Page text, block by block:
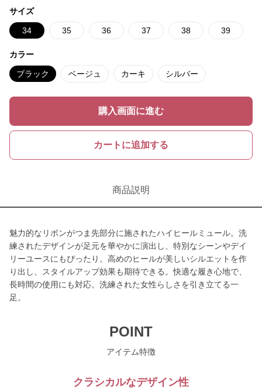
サイズ
34 35 36 37 38 39
カラー
ブラック ベージュ カーキ シルバー
購入画面に進む
カートに追加する
商品説明
魅力的なリボンがつま先部分に施されたハイヒールミュール。洗
練されたデザインが足元を華やかに演出し、特別なシーンやデイ
リーユースにもぴったり。高めのヒールが美しいシルエットを作
り出し、スタイルアップ効果も期待できる。快適な履き心地で、
長時間の使用にも対応。洗練された女性らしさを引き立てる一
足。
POINT
アイテム特徴
クラシカルなデザイン性